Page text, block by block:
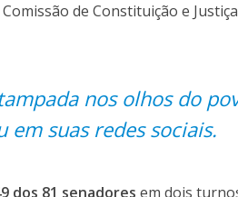
de Constituição e Justiça
nos olhos do
em suas redes sociais.
dos 81 senadores em dois